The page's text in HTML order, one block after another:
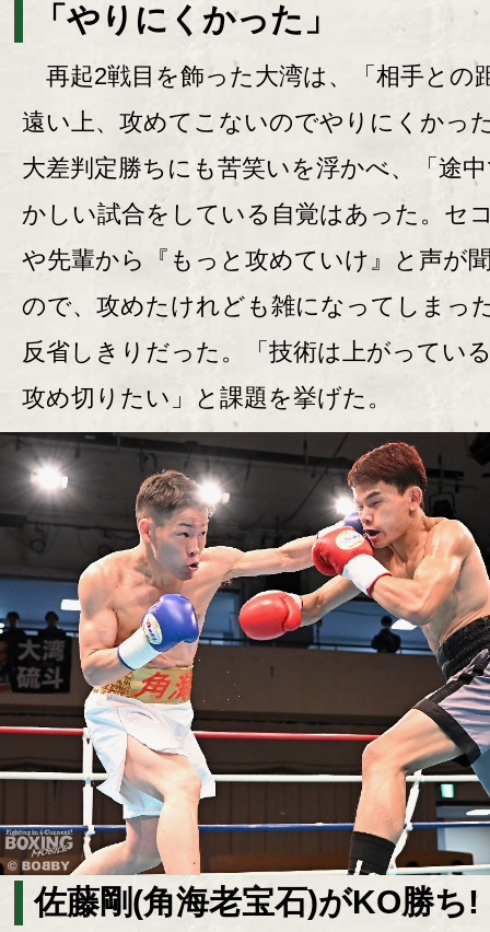
「やりにくかった」
再起2戦目を飾った大湾は、「相手との
遠い上、攻めてこないのでやりにくかっ
大差判定勝ちにも苦笑いを浮かべ、「途
かしい試合をしている自覚はあった。セ
や先輩から『もっと攻めていけ』と声が
ので、攻めたけれども雑になってしまっ
反省しきりだった。「技術は上がってい
攻め切りたい」と課題を挙げた。
佐藤剛(角海老宝石)がKO勝ち!